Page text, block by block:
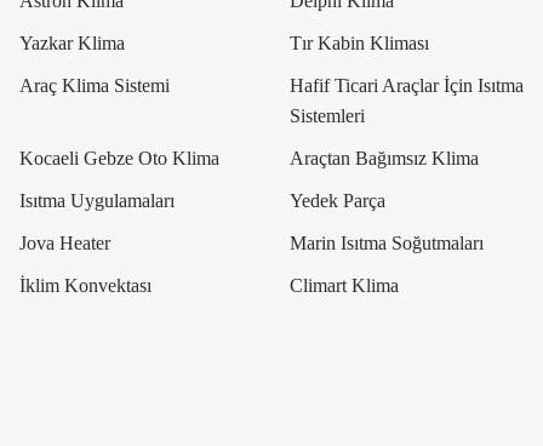
Yazkar Klima Tır Kabin Kliması
Araç Klima Sistemi
Hafif Ticari Araçlar İçin Isıtma
Sistemleri
Kocaeli Gebze Oto Klima Araçtan Bağımsız Klima
Isıtma Uygulamaları Yedek Parça
Jova Heater Marin Isıtma Soğutmaları
İklim Konvektası Climart Klima